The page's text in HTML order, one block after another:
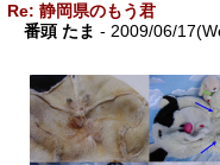
Re: 静岡県のもう君
番頭 たま - 2009/06/